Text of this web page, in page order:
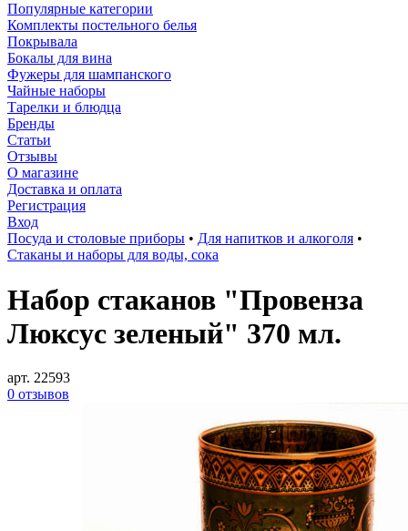
Популярные категории
Комплекты постельного белья
Покрывала
Бокалы для вина
Фужеры для шампанского
Чайные наборы
Тарелки и блюдца
Бренды
Статьи
Отзывы
О магазине
Доставка и оплата
Регистрация
Вход
Посуда и столовые приборы • Для напитков и алкоголя •
Стаканы и наборы для воды, сока
Набор стаканов "Провенза
Люксуc зеленый" 370 мл.
арт. 22593
0 отзывов